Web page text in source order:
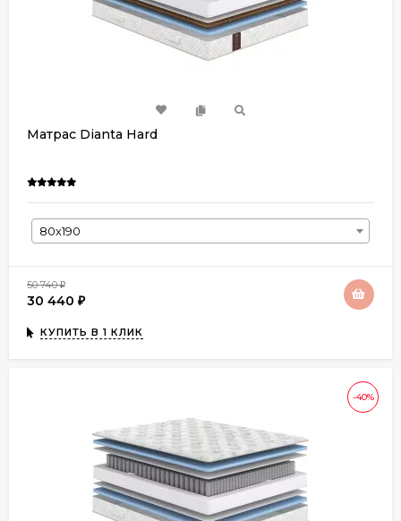
Матрас Dianta Hard
80х190
50 740₽
30 440 ₽
КУПИТЬ В 1 КЛИК
-40%